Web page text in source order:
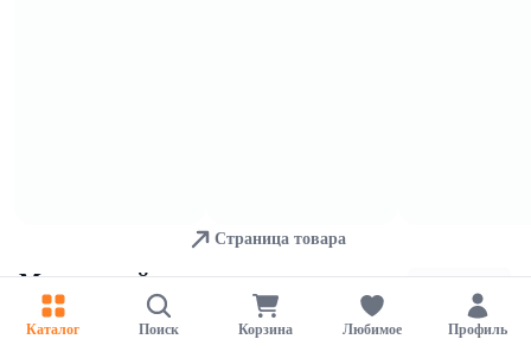
Мыло хозяйственное
Каталог Поиск Корзина Любимое Профиль
Отказаться
Страница товара